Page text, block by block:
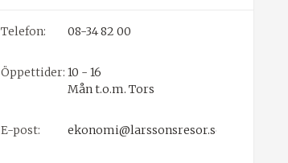
Telefon: 08-34 82 00
Öppettider: 10 - 16
Mån t.o.m. Tors
E-post: ekonomi@larssonsresor.se